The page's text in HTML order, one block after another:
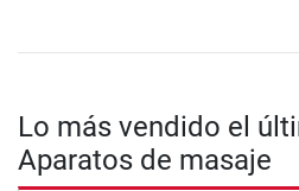
Lo más vendido el
Aparatos de masaje